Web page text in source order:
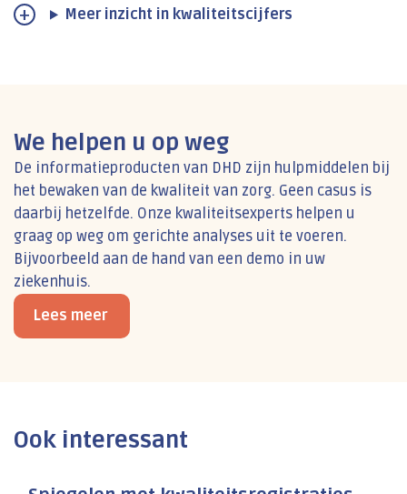
Meer inzicht in kwaliteitscijfers
We helpen u op weg
De informatieproducten van DHD zijn hulpmiddelen bij
het bewaken van de kwaliteit van zorg. Geen casus is
daarbij hetzelfde. Onze kwaliteitsexperts helpen u
graag op weg om gerichte analyses uit te voeren.
Bijvoorbeeld aan de hand van een demo in uw
ziekenhuis.
Lees meer
Ook interessant